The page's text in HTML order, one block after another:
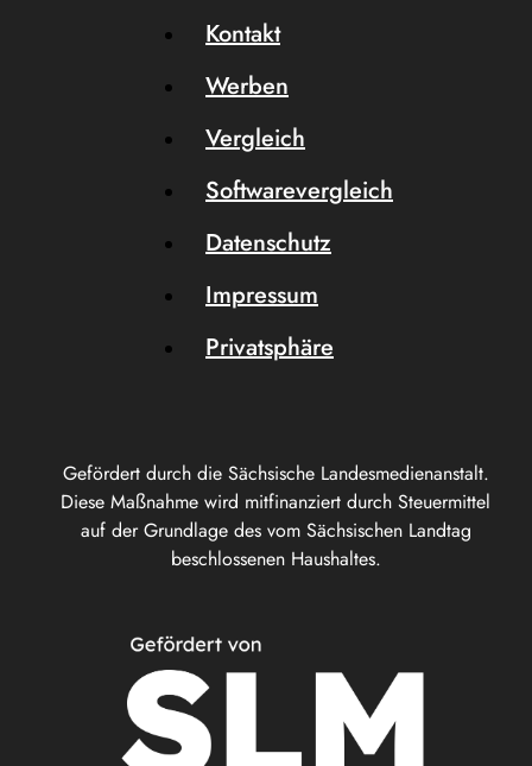
Gefördert durch die Sächsische Landesmedienanstalt.
Diese Maßnahme wird mitfinanziert durch Steuermittel
auf der Grundlage des vom Sächsischen Landtag
beschlossenen Haushaltes.
Kontakt
Werben
Vergleich
Softwarevergleich
Datenschutz
Impressum
Privatsphäre